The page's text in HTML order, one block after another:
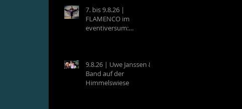
(Mexico)
7. bis 9.8.26 |
FLAMENCO im
eventiversum:
Baile
9.8.26 | Uwe Janssen &
Band auf der
Himmelswiese